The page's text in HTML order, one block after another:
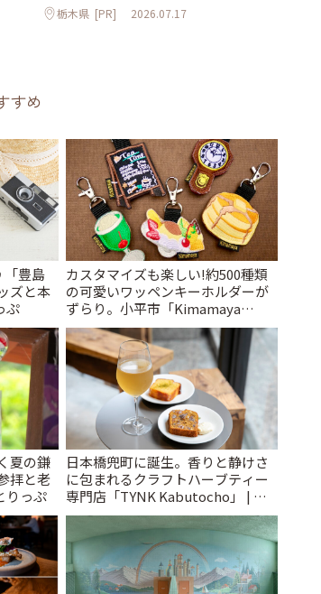
栃木県[PR] 2026.07.17
すめ
豊島
ズと本
ぷ
カスタマイズも楽しい!約500種類
の可愛いワッペンキーホルダーが
ずらり。小平市「Kimamaya
T&K」 | ことりっぷ
夏の鎌
拝と老
りっぷ
日本橋兜町に誕生。香りと静けさ
に包まれるクラフトハーブティー
専門店「TYNK Kabutocho」 | こ
とりっぷ